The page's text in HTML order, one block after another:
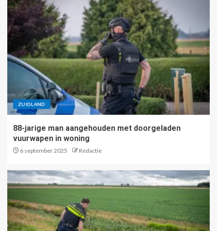
ZUIDLAND
88-jarige man aangehouden met doorgeladen
vuurwapen in woning
6 september 2025 Redactie